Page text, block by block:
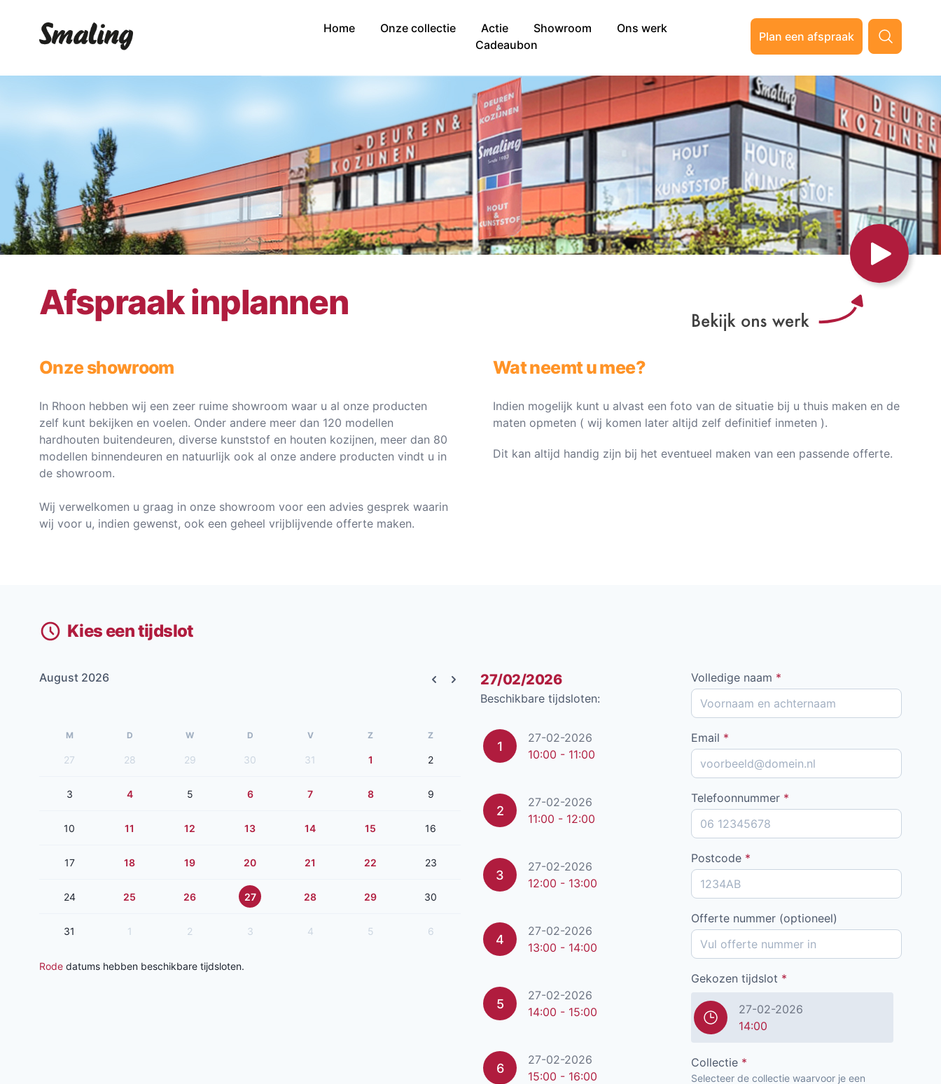
Home Onze collectie Actie Showroom
Ons werk
Cadeaubon
Plan een afspraak
Afspraak inplannen
Onze showroom
In Rhoon hebben wij een zeer ruime showroom waar u al onze producten
zelf kunt bekijken en voelen. Onder andere meer dan 120 modellen
hardhouten buitendeuren, diverse kunststof en houten kozijnen, meer dan 80
modellen binnendeuren en natuurlijk ook al onze andere producten vindt u in
de showroom.
Wij verwelkomen u graag in onze showroom voor een advies gesprek waarin
wij voor u, indien gewenst, ook een geheel vrijblijvende offerte maken.
Wat neemt u mee?
Indien mogelijk kunt u alvast een foto van de situatie bij u thuis maken en de
maten opmeten ( wij komen later altijd zelf definitief inmeten ).
Dit kan altijd handig zijn bij het eventueel maken van een passende offerte.
Kies een tijdslot
August 2026
Previous month
Next month
M D W D V Z Z
27 28 29 30 31 1 2
3 4 5 6 7 8 9
10 11 12 13 14 15 16
17 18 19 20 21 22 23
24 25 26 27 28 29 30
31 1 2 3 4 5 6
Rode datums hebben beschikbare tijdsloten.
27/02/2026
Beschikbare tijdsloten:
1
27-02-2026
10:00 - 11:00
2
27-02-2026
11:00 - 12:00
3
27-02-2026
12:00 - 13:00
4
27-02-2026
13:00 - 14:00
5
27-02-2026
14:00 - 15:00
6
27-02-2026
15:00 - 16:00
Volledige naam *
Email *
Telefoonnummer *
Postcode *
Offerte nummer (optioneel)
Gekozen tijdslot *
27-02-2026
14:00
Collectie *
Selecteer de collectie waarvoor je een